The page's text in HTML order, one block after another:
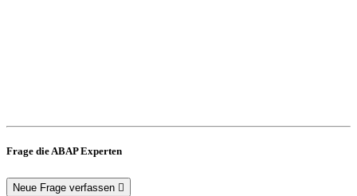
Frage die ABAP Experten
Neue Frage verfassen